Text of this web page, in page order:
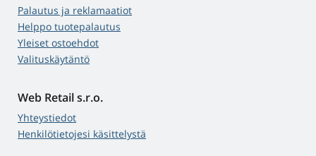
Palautus ja reklamaatiot
Helppo tuotepalautus
Yleiset ostoehdot
Valituskäytäntö
Web Retail s.r.o.
Yhteystiedot
Henkilötietojesi käsittelystä